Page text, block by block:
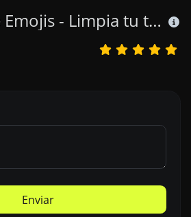
Eliminador de Emojis - Limpia tu texto de emojis fácilmente
Enviar